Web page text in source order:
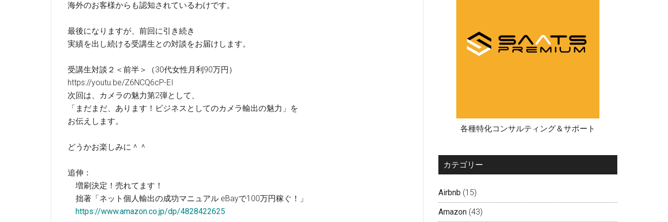
海外のお客様からも認知されているわけです。
最後になりますが、前回に引き続き
実績を出し続ける受講生との対談をお届けします。
受講生対談２＜前半＞（30代女性月利90万円）
https://youtu.be/Z6NCQ6cP-EI
次回は、カメラの魅力第2弾として、
「まだまだ、あります！ビジネスとしてのカメラ輸出の魅力」を
お伝えします。
どうかお楽しみに＾＾
追伸：
増刷決定！売れてます！
拙著「ネット個人輸出の成功マニュアル eBayで100万円稼ぐ！」
https://www.amazon.co.jp/dp/4828422625
各種特化コンサルティング＆サポート
カテゴリー
Airbnb (15)
Amazon (43)